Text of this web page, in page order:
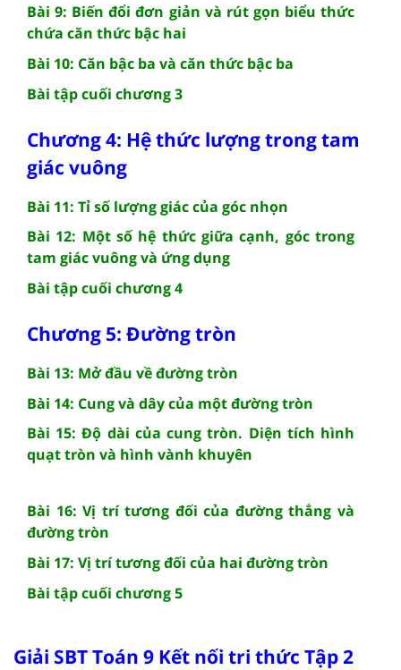
Bài 9: Biến đổi đơn giản và rút gọn biểu thức
chứa căn thức bậc hai
Bài 10: Căn bậc ba và căn thức bậc ba
Bài tập cuối chương 3
Chương 4: Hệ thức lượng trong tam
giác vuông
Bài 11: Tỉ số lượng giác của góc nhọn
Bài 12: Một số hệ thức giữa cạnh, góc trong
tam giác vuông và ứng dụng
Bài tập cuối chương 4
Chương 5: Đường tròn
Bài 13: Mở đầu về đường tròn
Bài 14: Cung và dây của một đường tròn
Bài 15: Độ dài của cung tròn. Diện tích hình
quạt tròn và hình vành khuyên
Bài 16: Vị trí tương đối của đường thẳng và
đường tròn
Bài 17: Vị trí tương đối của hai đường tròn
Bài tập cuối chương 5
Giải SBT Toán 9 Kết nối tri thức Tập 2